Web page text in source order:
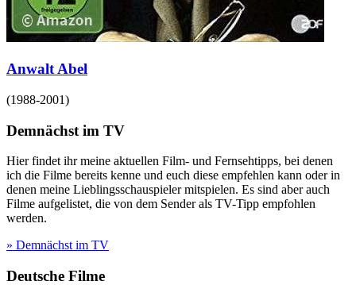
Anwalt Abel
(1988-2001)
Demnächst im TV
Hier findet ihr meine aktuellen Film- und Fernsehtipps, bei denen
ich die Filme bereits kenne und euch diese empfehlen kann oder in
denen meine Lieblingsschauspieler mitspielen. Es sind aber auch
Filme aufgelistet, die von dem Sender als TV-Tipp empfohlen
werden.
» Demnächst im TV
Deutsche Filme